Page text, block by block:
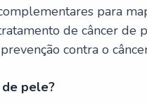
para
de câncer de
contra o
pele?